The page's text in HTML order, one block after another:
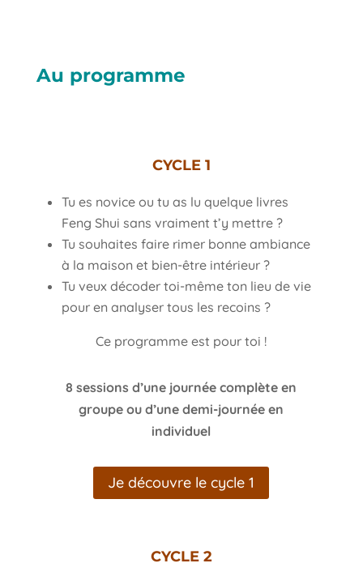
Au programme
CYCLE 1
Tu es novice ou tu as lu quelque livres
Feng Shui sans vraiment t’y mettre ?
Tu souhaites faire rimer bonne ambiance
à la maison et bien-être intérieur ?
Tu veux décoder toi-même ton lieu de vie
pour en analyser tous les recoins ?
Ce programme est pour toi !
8 sessions d’une journée complète en
groupe ou d’une demi-journée en
individuel
Je découvre le cycle 1
CYCLE 2